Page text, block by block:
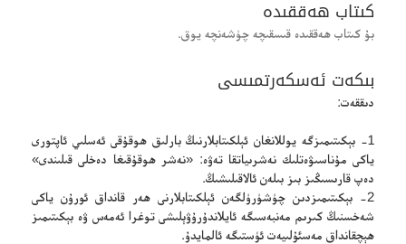
كىتاب ھەققىدە
بۇ كىتاب ھەققىدە قىسقىچە چۈشەنچە يوق.
بىكەت ئەسكەرتمىسى
دىققەت:
1- بېكىتىمىزگە يوللانغان ئېلكىتابلارنىڭ بارلىق ھوقۇقى ئەسلىي ئاپتورى
ياكى مۇناسىۋەتلىك نەشرىياتقا تەۋە: «نەشر ھوقۇقىغا دەخلى قىلىندى»
دەپ قارىسىڭىز بىز بىلەن ئالاقىلىشىڭ.
2- بېكىتىمىزدىن چۈشۈرۈلگەن ئېلكىتابلارنى ھەر قانداق ئورۇن ياكى
شەخسنىڭ كىرىم مەنبەسىگە ئايلاندۇرۇۋېلىشى توغرا ئەمەس ۋە بېكىتىمىز
ھېچقانداق مەسئۇلىيەت ئۈستىگە ئالمايدۇ.